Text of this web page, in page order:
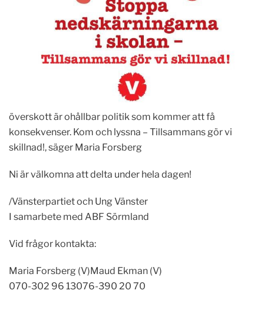
överskott är ohållbar politik som kommer att få
konsekvenser. Kom och lyssna – Tillsammans gör vi
skillnad!, säger Maria Forsberg
Ni är välkomna att delta under hela dagen!
/Vänsterpartiet och Ung Vänster
I samarbete med ABF Sörmland
Vid frågor kontakta:
Maria Forsberg (V)Maud Ekman (V)
070-302 96 13076-390 20 70